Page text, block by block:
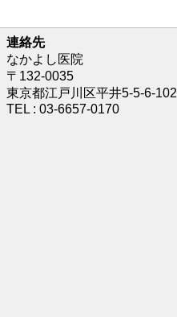
連絡先
なかよし医院
〒132-0035
東京都江戸川区平井5-5-6-102
TEL : 03-6657-0170